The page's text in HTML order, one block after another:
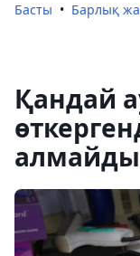
Басты Барлық
Қандай
алмайды